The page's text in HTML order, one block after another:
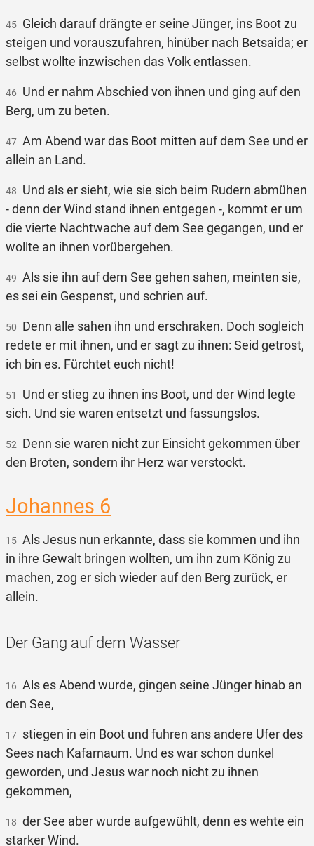
45 Gleich darauf drängte er seine Jünger, ins Boot zu
steigen und vorauszufahren, hinüber nach Betsaida; er
selbst wollte inzwischen das Volk entlassen.
46 Und er nahm Abschied von ihnen und ging auf den
Berg, um zu beten.
47 Am Abend war das Boot mitten auf dem See und er
allein an Land.
48 Und als er sieht, wie sie sich beim Rudern abmühen
- denn der Wind stand ihnen entgegen -, kommt er um
die vierte Nachtwache auf dem See gegangen, und er
wollte an ihnen vorübergehen.
49 Als sie ihn auf dem See gehen sahen, meinten sie,
es sei ein Gespenst, und schrien auf.
50 Denn alle sahen ihn und erschraken. Doch sogleich
redete er mit ihnen, und er sagt zu ihnen: Seid getrost,
ich bin es. Fürchtet euch nicht!
51
Und er stieg zu ihnen ins Boot, und der Wind legte
sich. Und sie waren entsetzt und fassungslos.
52 Denn sie waren nicht zur Einsicht gekommen über
den Broten, sondern ihr Herz war verstockt.
Johannes 6
15 Als Jesus nun erkannte, dass sie kommen und ihn
in ihre Gewalt bringen wollten, um ihn zum König zu
machen, zog er sich wieder auf den Berg zurück, er
allein.
Der Gang auf dem Wasser
16 Als es Abend wurde, gingen seine Jünger hinab an
den See,
17 stiegen in ein Boot und fuhren ans andere Ufer des
Sees nach Kafarnaum. Und es war schon dunkel
geworden, und Jesus war noch nicht zu ihnen
gekommen,
18 der See aber wurde aufgewühlt, denn es wehte ein
starker Wind.